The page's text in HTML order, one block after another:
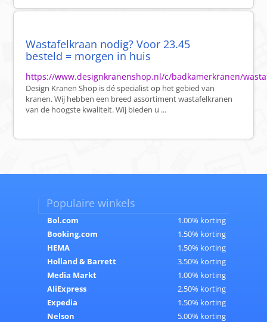
Wastafelkraan nodig? Voor 23.45
besteld = morgen in huis
https://www.designkranenshop.nl/c/badkamerkranen/
Design Kranen Shop is dé specialist op het gebied van
kranen. Wij hebben een breed assortiment wastafelkranen
van de hoogste kwaliteit. Wij bieden u ...
Populaire winkels
Bol.com
1.00% korting
Booking.com
1.50% korting
HEMA
1.50% korting
Holland & Barrett
3.50% korting
Media Markt
1.00% korting
AliExpress
2.50% korting
Expedia
1.50% korting
Nelson
5.00% korting